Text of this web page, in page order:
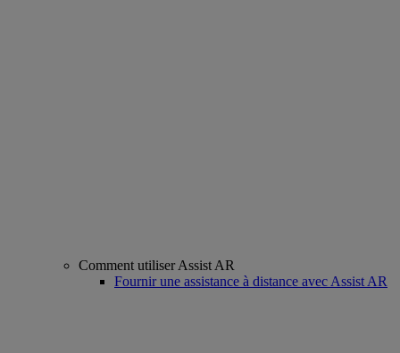
Comment utiliser Assist AR
Fournir une assistance à distance avec Assist AR